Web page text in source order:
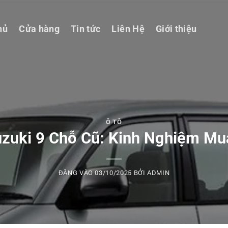
Cửa hàng Tin tức Liên Hệ Giới thiệu
Ô TÔ
9 Chỗ Cũ: Kinh Nghiệm
ĐĂNG VÀO03/10/2025 BỞIADMIN